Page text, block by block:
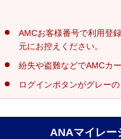
AMCお客様番号で利用登
元にお控えください。
紛失や盗難などでAMCカ
ログインボタンがグレー
ANAマイレー